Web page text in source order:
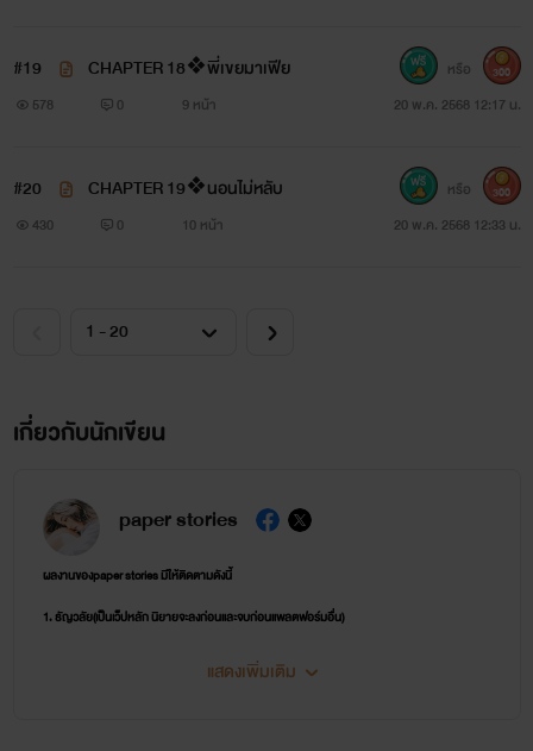
#19 CHAPTER 18❖พี่เขยมาเฟีย
578 0 9 หน้า 20 พ.ค. 2568 12:17 น.
หรือ 300
#20 CHAPTER 19❖นอนไม่หลับ
430 0 10 หน้า 20 พ.ค. 2568 12:33 น.
หรือ 300
เกี่ยวกับนักเขียน
paper stories
ผลงานของpaper stories มีให้ติดตามดังนี้
1. ธัญวลัย(เป็นเว็ปหลัก นิยายจะลงก่อนและจบก่อนแพลตฟอร์มอื่น)
2. รีดอะไรท์(เป็นเว็ปที่ลงเพื่อแนะนำนิยาย และให้อ่านห้าตอนแรกฟรี ทำให้ง่ายต่อการตัดสินใจกดอีบุ๊ก
แสดงเพิ่มเติม